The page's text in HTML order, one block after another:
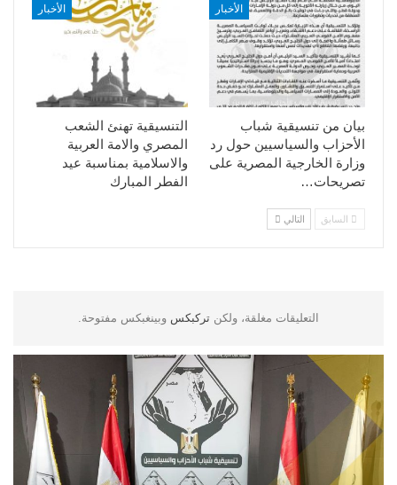
الأخبار
التنسيقية تهنئ الشعب
المصري والامة العربية
والاسلامية بمناسبة عيد
الفطر المبارك
الأخبار
بيان من تنسيقية شباب
الأحزاب والسياسيين حول رد
وزارة الخارجية المصرية على
تصريحات…
السابق التالي
التعليقات مغلقة، ولكن تركبكس وبينغبكس مفتوحة.